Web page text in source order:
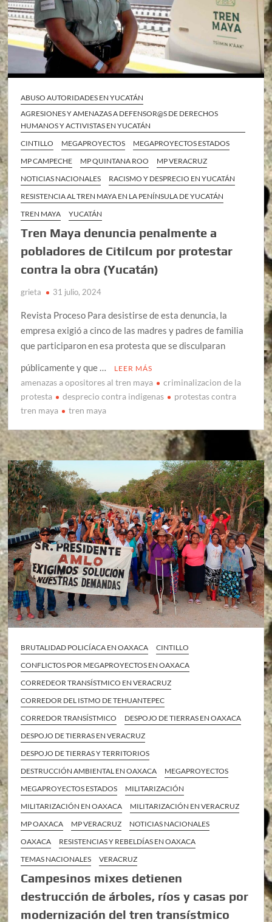
ABUSO AUTORIDADES EN YUCATÁN
AGRESIONES Y AMENAZAS A DEFENSOR@S DE DERECHOS
HUMANOS Y ACTIVISTAS EN YUCATÁN
CINTILLO
MEGAPROYECTOS
MEGAPROYECTOS ESTADOS
MP CAMPECHE
MP QUINTANA ROO
MP VERACRUZ
NOTICIAS NACIONALES
RACISMO Y DESPRECIO EN YUCATÁN
RESISTENCIA AL TREN MAYA EN LA PENÍNSULA DE YUCATÁN
TREN MAYA
YUCATÁN
Tren Maya denuncia penalmente a
pobladores de Citilcum por protestar
contra la obra (Yucatán)
grieta 31 julio, 2024
Revista Proceso Para desistirse de esta denuncia, la
empresa exigió a cinco de las madres y padres de familia
que participaron en esa protesta que se disculparan
públicamente y que …
LEER MÁS
amenazas a opositores al tren maya
criminalizacion de la
protesta
desprecio contra indigenas
protestas contra
tren maya
tren maya
BRUTALIDAD POLICÍACA EN OAXACA
CINTILLO
CONFLICTOS POR MEGAPROYECTOS EN OAXACA
CORREDEOR TRANSÍSTMICO EN VERACRUZ
CORREDOR DEL ISTMO DE TEHUANTEPEC
CORREDOR TRANSÍSTMICO
DESPOJO DE TIERRAS EN OAXACA
DESPOJO DE TIERRAS EN VERACRUZ
DESPOJO DE TIERRAS Y TERRITORIOS
DESTRUCCIÓN AMBIENTAL EN OAXACA
MEGAPROYECTOS
MEGAPROYECTOS ESTADOS
MILITARIZACIÓN
MILITARIZACIÓN EN OAXACA
MILITARIZACIÓN EN VERACRUZ
MP OAXACA
MP VERACRUZ
NOTICIAS NACIONALES
OAXACA
RESISTENCIAS Y REBELDÍAS EN OAXACA
TEMAS NACIONALES
VERACRUZ
Campesinos mixes detienen
destrucción de árboles, ríos y casas por
modernización del tren transístmico